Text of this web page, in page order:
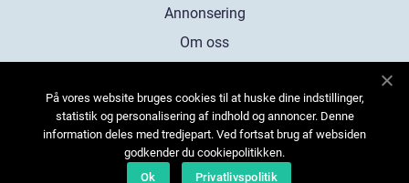
Annonsering
Om oss
Kontakta oss
Sitemap
På vores website bruges cookies til at huske dine indstillinger,
statistik og personalisering af indhold og annoncer. Denne
information deles med tredjepart. Ved fortsat brug af websiden
godkender du cookiepolitikken.
Ok
Privatlivspolitik